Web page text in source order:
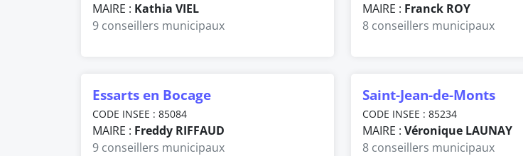
MAIRE : Kathia VIEL
9 conseillers municipaux
MAIRE : Franck ROY
8 conseillers municipaux
Essarts en Bocage
CODE INSEE : 85084
MAIRE : Freddy RIFFAUD
9 conseillers municipaux
Saint-Jean-de-Monts
CODE INSEE : 85234
MAIRE : Véronique LAUNAY
8 conseillers municipaux